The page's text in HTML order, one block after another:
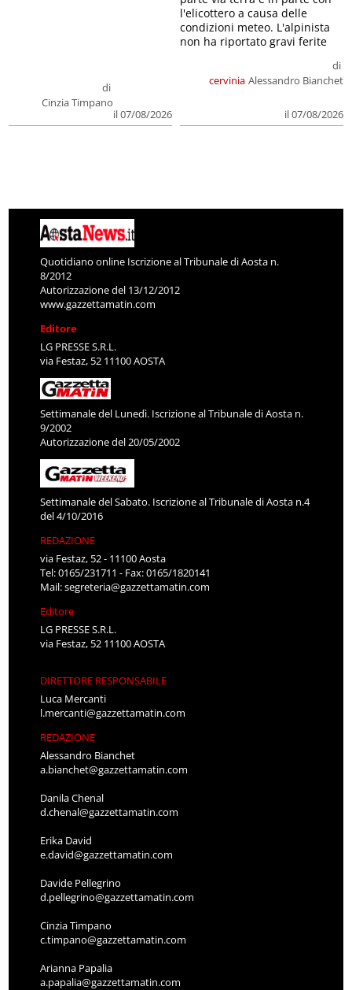
di
Cinzia Timpano
il 07/08/2026
cervinia
di
Alessandro Bianchet
il 07/08/2026
l'elicottero a causa delle
condizioni meteo. L'alpinista
non ha riportato gravi ferite
Quotidiano online Iscrizione al Tribunale di Aosta n.
8/2012
Autorizzazione del 13/12/2012
www.gazzettamatin.com
Editore
LG PRESSE S.R.L.
via Festaz, 52 11100 AOSTA
Settimanale del Lunedì. Iscrizione al Tribunale di Aosta n.
9/2002
Autorizzazione del 20/05/2002
Settimanale del Sabato. Iscrizione al Tribunale di Aosta n.4
del 4/10/2016
REDAZIONE
via Festaz, 52 - 11100 Aosta
Tel: 0165/231711 - Fax: 0165/1820141
Mail:segreteria@gazzettamatin.com
Editore
LG PRESSE S.R.L.
via Festaz, 52 11100 AOSTA
DIRETTORE RESPONSABILE
Luca Mercanti
l.mercanti@gazzettamatin.com
REDAZIONE
Alessandro Bianchet
a.bianchet@gazzettamatin.com
Danila Chenal
d.chenal@gazzettamatin.com
Erika David
e.david@gazzettamatin.com
Davide Pellegrino
d.pellegrino@gazzettamatin.com
Cinzia Timpano
c.timpano@gazzettamatin.com
Arianna Papalia
a.papalia@gazzettamatin.com